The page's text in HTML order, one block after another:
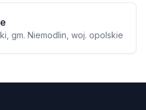
gm. Niemodlin, woj. opolskie